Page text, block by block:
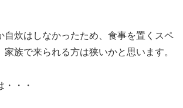
自炊はしなかったため、食事を置くスペ
家族で来られる方は狭いかと思います。
・・・